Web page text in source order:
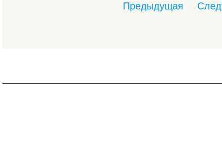
Предыдущая